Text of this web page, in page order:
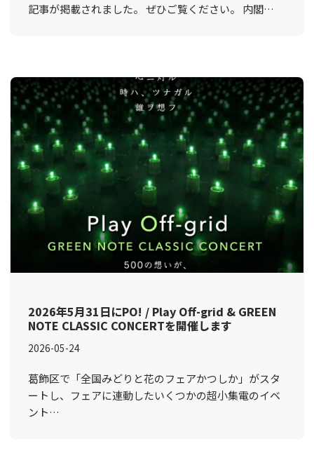
記事が掲載されました。 ぜひご覧ください。 内閣…
2026年5月31日にPO! / Play Off-grid & GREEN
NOTE CLASSIC CONCERTを開催します
2026-05-24
葛飾区で「全国みどりと花のフェアかつしか」がスタ
ートし、フェアに連動したいくつかの超小集電のイベ
ント…